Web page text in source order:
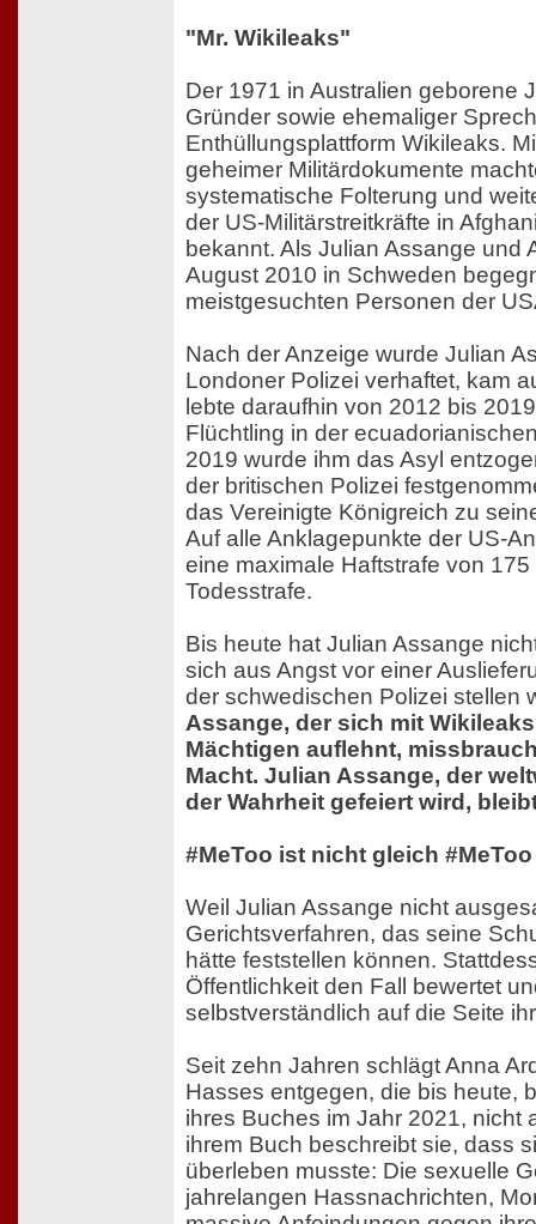
"Mr. Wikileaks"
Der 1971 in Australien geborene
Gründer sowie ehemaliger
Enthüllungsplattform Wikileaks.
geheimer Militärdokumente
systematische Folterung und
der US-Militärstreitkräfte in
bekannt. Als Julian Assange und
August 2010 in Schweden
meistgesuchten Personen der
Nach der Anzeige wurde Julian
Londoner Polizei verhaftet, kam
lebte daraufhin von 2012 bis
Flüchtling in der
2019 wurde ihm das Asyl
der britischen Polizei
das Vereinigte Königreich zu
Auf alle Anklagepunkte der US-
eine maximale Haftstrafe von
Todesstrafe.
Bis heute hat Julian Assange
sich aus Angst vor einer
der schwedischen Polizei stellen
Assange, der sich mit
Mächtigen auflehnt,
Macht. Julian Assange, der
der Wahrheit gefeiert wird,
#MeToo ist nicht gleich #MeToo
Weil Julian Assange nicht
Gerichtsverfahren, das seine
hätte feststellen können.
Öffentlichkeit den Fall bewertet
selbstverständlich auf die Seite
Seit zehn Jahren schlägt Anna
Hasses entgegen, die bis heute,
ihres Buches im Jahr 2021, nicht
ihrem Buch beschreibt sie, dass
überleben musste: Die sexuelle
jahrelangen Hassnachrichten,